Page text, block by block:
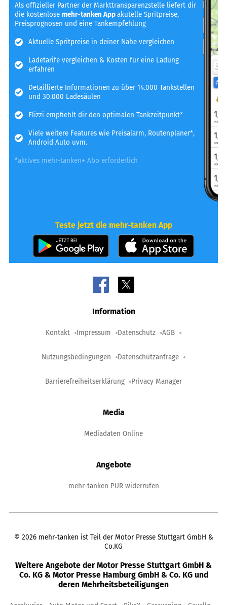
Als offizieller Partner der Markttransparenzstelle liefert dir
die kostenlosemehr-tanken Appakutelle Spritpreise,
Preisprognosen und eine Tankempfehlung
Aktuelle Spritpreise in deiner Nähe vergleichen
Ladetarife vergleichen & Kosten für eine Ladung
erfahren
Detaillierte Informationen zu über 14.000 Tankstellen
und 30.000 Ladesäulen
Flizzi empfiehlt dir den optimalen Tankzeitpunkt*
Viele weitere Features wie Preisalarm, Routenplaner*,
Android Auto uvm.
*aktives mehr-tanken+ Abo erforderlich
Teste jetzt die mehr-tanken App
Information
Kontakt Impressum Datenschutz AGB
Nutzungsbedingungen Datenschutzanfrage
Barrierefreiheitserklärung Privacy Manager
Media
Mediadaten Online
Angebote
mehr-tanken PUR widerrufen
© 2026 mehr-tanken ist Teil der Motor Presse Stuttgart GmbH &
Co.KG
Weitere Angebote der Motor Presse Stuttgart GmbH &
Co. KG & Motor Presse Hamburg GmbH & Co. KG und
deren Mehrheitsbeteiligungen